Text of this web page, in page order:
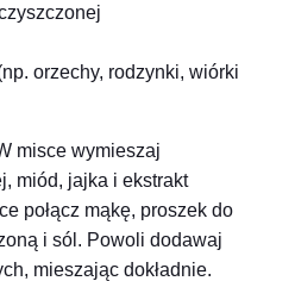
orzechy, rodzynki, wiórki
misce wymieszaj
miód, jajka i ekstrakt
połącz mąkę, proszek do
i sól. Powoli dodawaj
mieszając dokładnie.